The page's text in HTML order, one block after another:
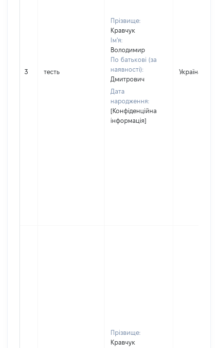
3 тесть
Прізвище:
Кравчук
Ім'я:
Володимир
По батькові (за
наявності):
Дмитрович
Дата
народження:
[Конфіденційна
інформація]
Україна
Прізвище:
Кравчук